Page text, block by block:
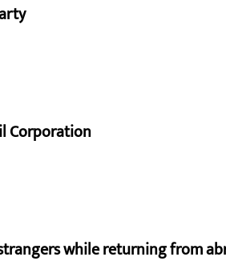
Corporation
while returning from